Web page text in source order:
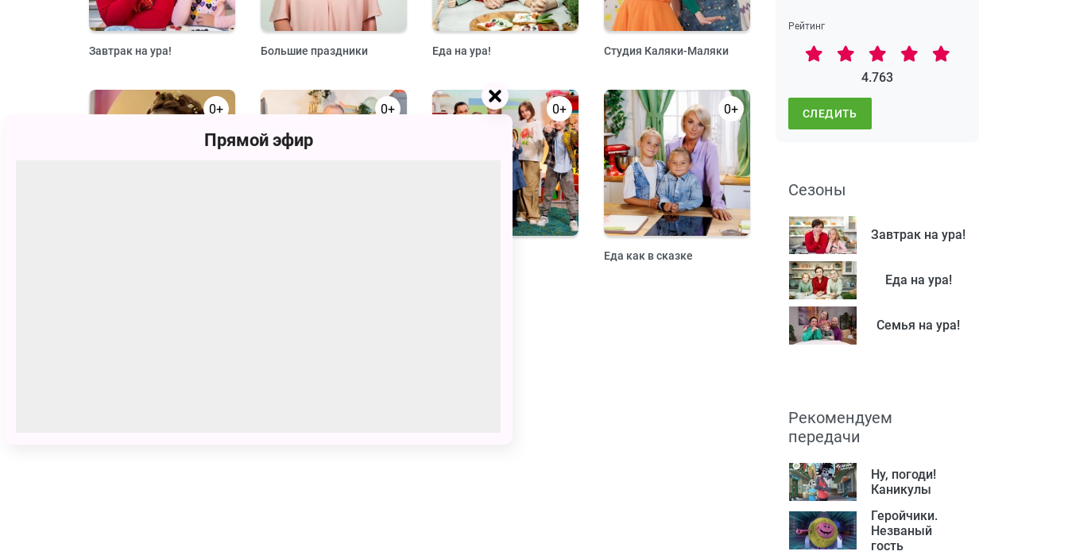
Завтрак на ура! Большие праздники Еда на ура! Студия Каляки-Маляки
0+ 0+ 0+ 0+
Еда как в сказке
Рейтинг
4.763
СЛЕДИТЬ
Сезоны
Завтрак на ура!
Еда на ура!
Семья на ура!
Рекомендуем
передачи
Ну, погоди!
Каникулы
Геройчики.
Незваный
гость
Прямой эфир